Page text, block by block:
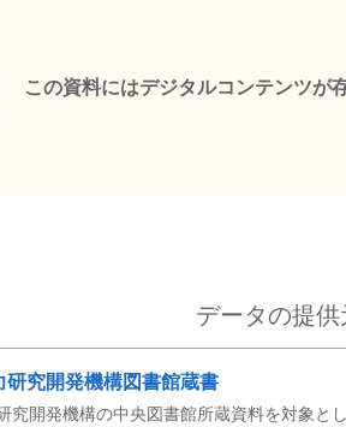
この資料にはデジタルコンテンツが
データの提供
研究開発機構図書館蔵書
究開発機構の中央図書館所蔵資料を対象と